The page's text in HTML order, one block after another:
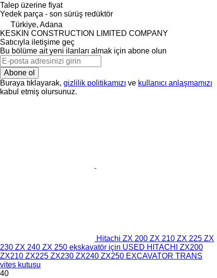
Talep üzerine fiyat
Yedek parça - son sürüş redüktör
Türkiye, Adana
KESKIN CONSTRUCTION LIMITED COMPANY
Satıcıyla iletişime geç
Bu bölüme ait yeni ilanları almak için abone olun
Abone ol
Buraya tıklayarak, gizlilik politikamızı ve kullanıcı anlaşmamızı
kabul etmiş olursunuz.
Hitachi ZX 200 ZX 210 ZX 225 ZX
230 ZX 240 ZX 250 ekskavatör için USED HITACHI ZX200
ZX210 ZX225 ZX230 ZX240 ZX250 EXCAVATOR TRANS
vites kutusu
40